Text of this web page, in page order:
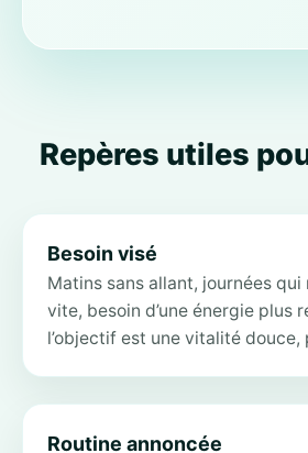
Repères utiles
Besoin visé
Matins sans allant, journées
vite, besoin d’une énergie plus
l’objectif est une vitalité douce,
Routine annoncée